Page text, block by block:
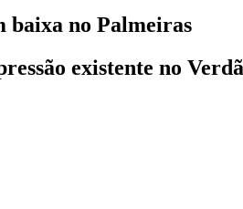
baixa no Palmeiras
existente no